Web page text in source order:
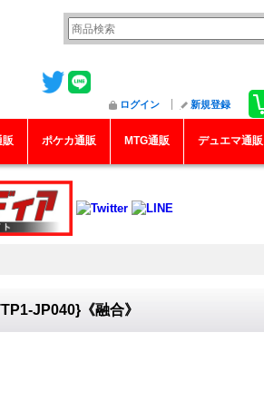
ログイン 新規登録
販 ポケカ通販 MTG通販 デュエマ通販
JP040}《融合》